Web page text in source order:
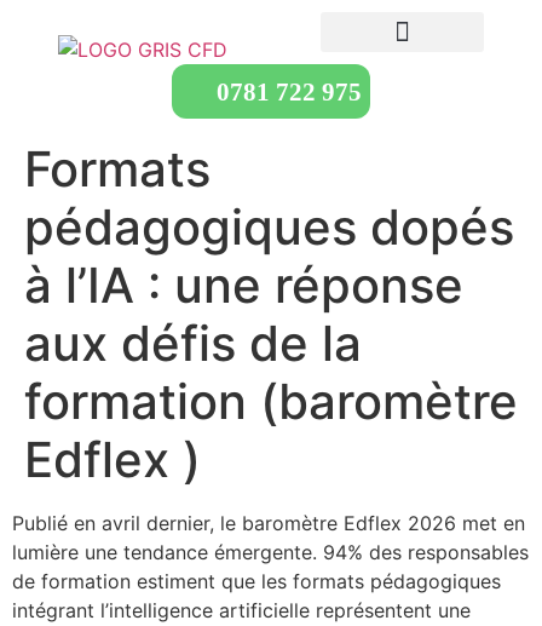
0781 722 975
Formats
pédagogiques dopés
à l’IA : une réponse
aux défis de la
formation (baromètre
Edflex )
Publié en avril dernier, le baromètre Edflex 2026 met en
lumière une tendance émergente. 94% des responsables
de formation estiment que les formats pédagogiques
intégrant l’intelligence artificielle représentent une